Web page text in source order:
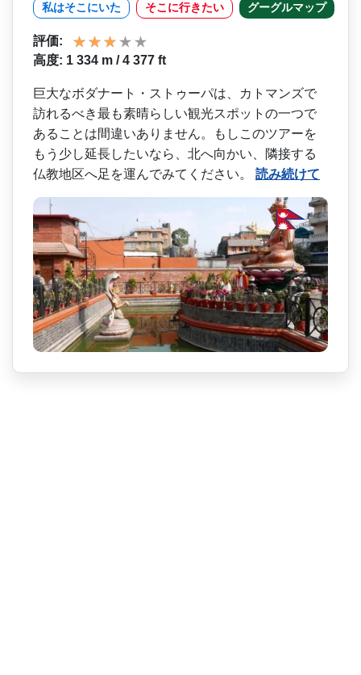
私はそこにいた そこに行きたい グーグルマップ
評価:
高度: 1 334 m / 4 377 ft
巨大なボダナート・ストゥー­パは、カトマンズで
訪れるべき最も素晴らしい観光ス­ポットの一つで
あることは間違いありません。もしこ­のツアーを
もう少し延長したいなら、北へ向かい、隣­接する
仏教地区へ足を運んでみてください。 読み続けて